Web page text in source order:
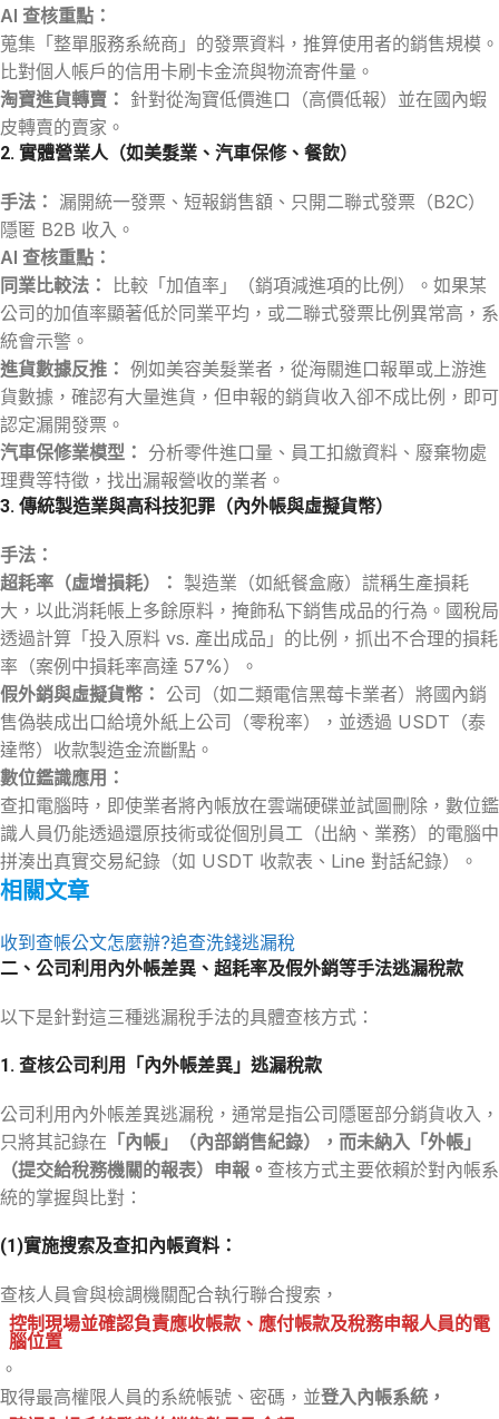
AI 查核重點：
蒐集「整單服務系統商」的發票資料，推算使用者的銷售規模。
比對個人帳戶的信用卡刷卡金流與物流寄件量。
淘寶進貨轉賣： 針對從淘寶低價進口（高價低報）並在國內蝦
皮轉賣的賣家。
2. 實體營業人（如美髮業、汽車保修、餐飲）
手法： 漏開統一發票、短報銷售額、只開二聯式發票（B2C）
隱匿 B2B 收入。
AI 查核重點：
同業比較法：
比較「加值率」（銷項減進項的比例）。如果某
公司的加值率顯著低於同業平均，或二聯式發票比例異常高，系
統會示警。
進貨數據反推： 例如美容美髮業者，從海關進口報單或上游進
貨數據，確認有大量進貨，但申報的銷貨收入卻不成比例，即可
認定漏開發票。
汽車保修業模型： 分析零件進口量、員工扣繳資料、廢棄物處
理費等特徵，找出漏報營收的業者。
3. 傳統製造業與高科技犯罪（內外帳與虛擬貨幣）
手法：
超耗率（虛增損耗）： 製造業（如紙餐盒廠）謊稱生產損耗
大，以此消耗帳上多餘原料，掩飾私下銷售成品的行為。國稅局
透過計算「投入原料 vs. 產出成品」的比例，抓出不合理的損耗
率（案例中損耗率高達 57%）。
假外銷與虛擬貨幣： 公司（如二類電信黑莓卡業者）將國內銷
售偽裝成出口給境外紙上公司（零稅率），並透過 USDT（泰
達幣）收款製造金流斷點。
數位鑑識應用：
查扣電腦時，即使業者將內帳放在雲端硬碟並試圖刪除，數位鑑
識人員仍能透過還原技術或從個別員工（出納、業務）的電腦中
拼湊出真實交易紀錄（如 USDT 收款表、Line 對話紀錄）。
相關文章
收到查帳公文怎麼辦?追查洗錢逃漏稅
二、公司利用內外帳差異、超耗率及假外銷等手法逃漏稅款
以下是針對這三種逃漏稅手法的具體查核方式：
1. 查核公司利用「內外帳差異」逃漏稅款
公司利用內外帳差異逃漏稅，通常是指公司隱匿部分銷貨收入，
只將其記錄在 「內帳」（內部銷售紀錄），而未納入「外帳」
（提交給稅務機關的報表）申報。 查核方式主要依賴於對內帳系
統的掌握與比對：
(1)實施搜索及查扣內帳資料：
查核人員會與檢調機關配合執行聯合搜索，
控制現場並確認負責應收帳款、應付帳款及稅務申報人員的電
腦位置
。
取得最高權限人員的系統帳號、密碼，並登入內帳系統，